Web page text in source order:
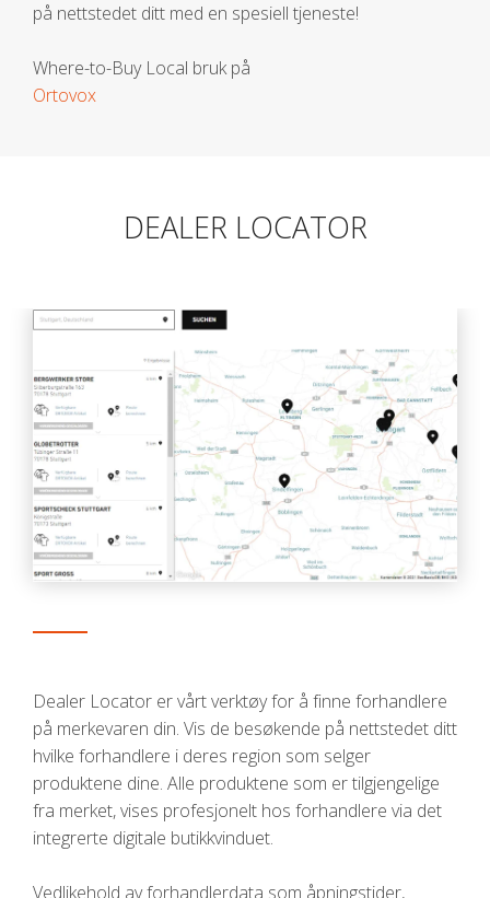
på nettstedet ditt med en spesiell tjeneste!
Where-to-Buy Local bruk på
Ortovox
DEALER LOCATOR
Dealer Locator er vårt verktøy for å finne forhandlere
på merkevaren din. Vis de besøkende på nettstedet ditt
hvilke forhandlere i deres region som selger
produktene dine. Alle produktene som er tilgjengelige
fra merket, vises profesjonelt hos forhandlere via det
integrerte digitale butikkvinduet.
Vedlikehold av forhandlerdata som åpningstider,